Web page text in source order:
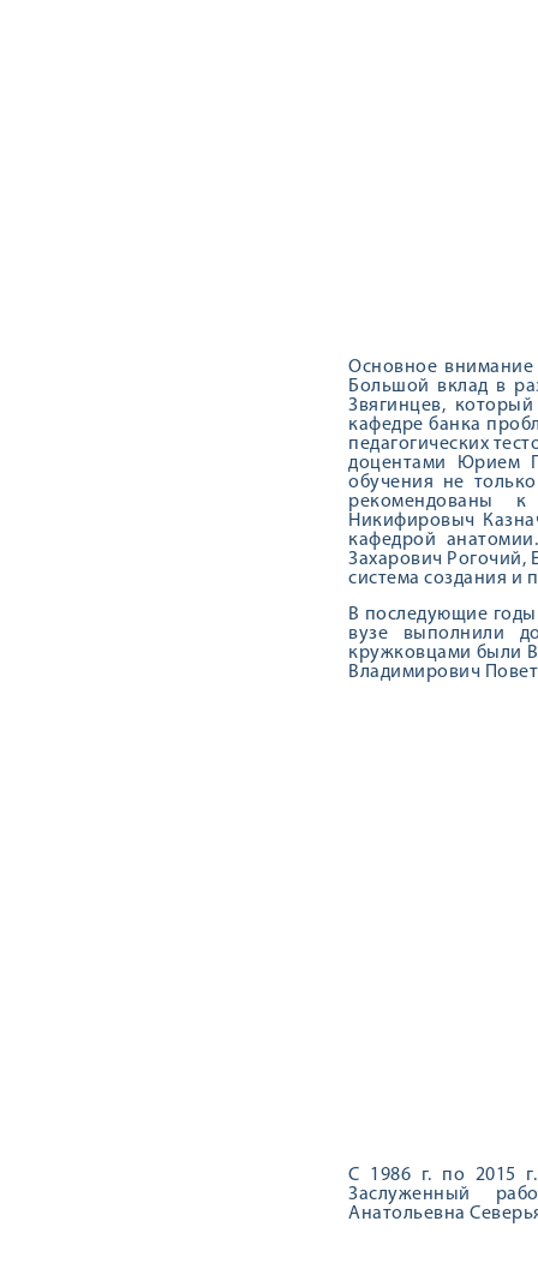
Основное внимание
Большой вклад в
Звягинцев,
кафедре банка
педагогических
доцентами Юрием
обучения не
рекомендованы
Никифировыч
кафедрой
Захарович Рогочий,
система создания и
В последующие
вузе выполнили
кружковцами были
Владимирович
С 1986 г. по 2015
Заслуженный
Анатольевна